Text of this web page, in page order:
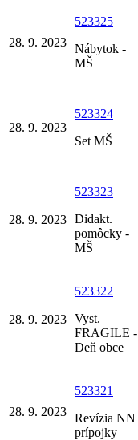
28. 9. 2023
523325
Nábytok -
MŠ
28. 9. 2023
523324
Set MŠ
28. 9. 2023
523323
Didakt.
pomôcky -
MŠ
28. 9. 2023
523322
Vyst.
FRAGILE -
Deň obce
28. 9. 2023
523321
Revízia NN
prípojky